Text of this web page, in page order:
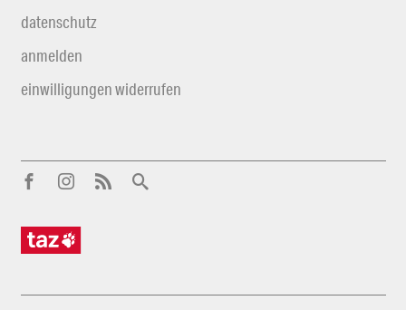
datenschutz
anmelden
einwilligungen widerrufen